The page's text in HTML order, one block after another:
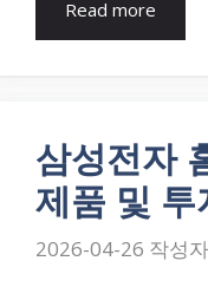
Read more
삼성전자
제품 및 투
2026-04-26 작성